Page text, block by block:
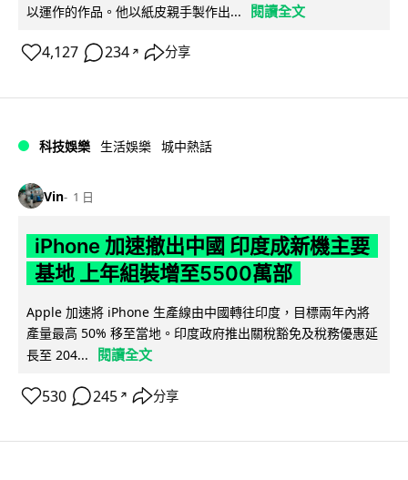
以運作的作品。他以紙皮親手製作出...
閱讀全文
4,127 234 ↗ 分享
科技娛樂 生活娛樂 城中熱話
Vin 1 日
iPhone 加速撤出中國 印度成新機主要
基地 上年組裝增至5500萬部
Apple 加速將 iPhone 生產線由中國轉往印度，目標兩年內將
產量最高 50% 移至當地。印度政府推出關稅豁免及稅務優惠延
長至 204...
閱讀全文
530 245 ↗ 分享